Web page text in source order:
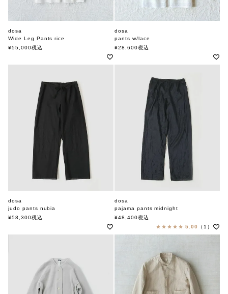
dosa
Wide Leg Pants rice
ドーサ
¥55,000税込
dosa
pants w/lace
ドーサ
¥28,600税込
dosa
judo pants nubia
ドーサ
¥58,300税込
dosa
pajama pants midnight
ドーサ
¥48,400税込
5.00
（1）